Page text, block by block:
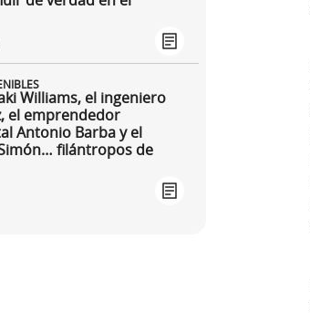
Williams, el ingeniero
el emprendedor
Antonio Barba y el
filántropos de